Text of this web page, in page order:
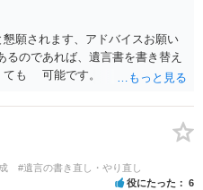
願されます、アドバイスお願い
のであれば、遺言書を書き替え
ても 可能です。 将来遺言の効
証役場へ行って公正証書遺言を
争われることが見込まれること
た方がよいと思います。
#遺言の書き直し・やり直し
役にたった 6